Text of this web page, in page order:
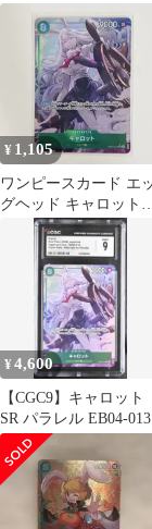
パーパラレル ドンカ
¥ 1,105
ワンピースカード エ
グヘッド キャロット
SR★ パラレル EB04-
¥4,600
【CGC9】キャロット
SR パラレル EB04-013